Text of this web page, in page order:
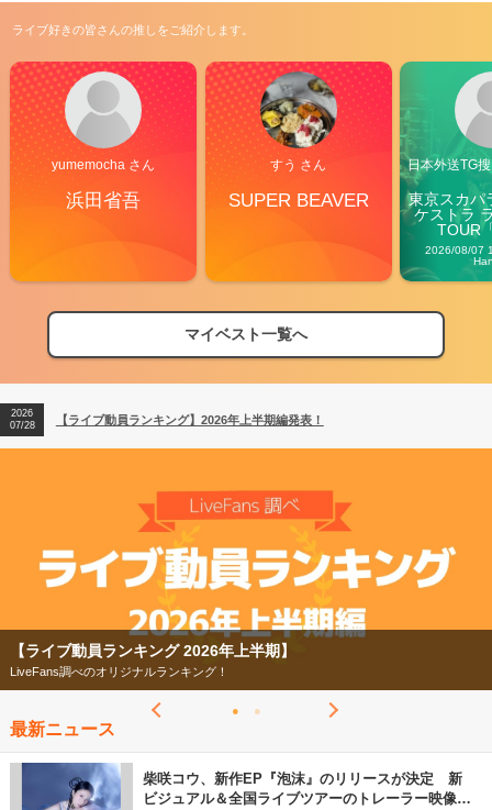
ライブ好きの皆さんの推しをご紹介します。
yumemocha さん
浜田省吾
すう さん
SUPER BEAVER
日本外送TG
東京スカパ
ケストラ
TOUR
2026/08/07
マイベスト一覧へ
【ライブ動員ランキング】2026年上半期編発表！
【フェス特集2026】フェス情報はここから！
2026
07/28
【ライブ動員ランキング】2026年上半期編発表！
【ライブ動員ランキング 2026年上半期】
LiveFans調べのオリジナルランキング！
最新ニュース
柴咲コウ、新作EP『泡沫』のリリースが決定 新
ビジュアル＆全国ライブツアーのトレーラー映像が